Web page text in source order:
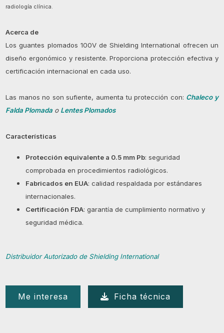
radiología clínica.
Acerca de
Los guantes plomados 100V de Shielding International ofrecen un
diseño ergonómico y resistente. Proporciona protección efectiva y
certificación internacional en cada uso.
Las manos no son sufiente, aumenta tu protección con: Chaleco y
Falda Plomada o Lentes Plomados
Características
Protección equivalente a 0.5 mm Pb: seguridad
comprobada en procedimientos radiológicos.
Fabricados en EUA: calidad respaldada por estándares
internacionales.
Certificación FDA: garantía de cumplimiento normativo y
seguridad médica.
Distribuidor Autorizado de Shielding International
Me interesa Ficha técnica